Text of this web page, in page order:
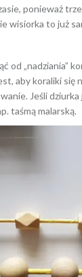
ponieważ
wisiorka to już
od „nadziania”
aby koraliki się
Jeśli
taśmą malarską.